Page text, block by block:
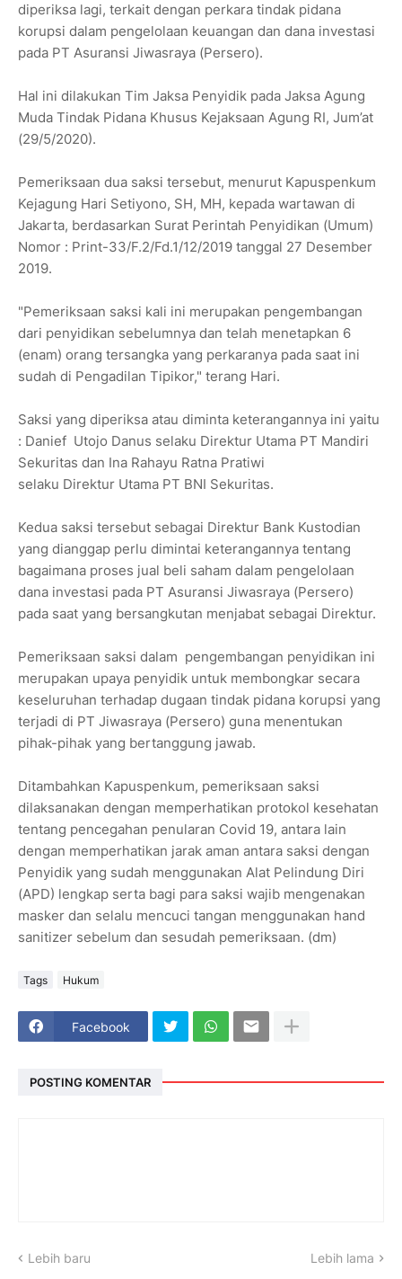
diperiksa lagi, terkait dengan perkara tindak pidana
korupsi dalam pengelolaan keuangan dan dana investasi
pada PT Asuransi Jiwasraya (Persero).
Hal ini dilakukan Tim Jaksa Penyidik pada Jaksa Agung
Muda Tindak Pidana Khusus Kejaksaan Agung RI, Jum’at
(29/5/2020).
Pemeriksaan dua saksi tersebut, menurut Kapuspenkum
Kejagung Hari Setiyono, SH, MH, kepada wartawan di
Jakarta, berdasarkan Surat Perintah Penyidikan (Umum)
Nomor : Print-33/F.2/Fd.1/12/2019 tanggal 27 Desember
2019.
"Pemeriksaan saksi kali ini merupakan pengembangan
dari penyidikan sebelumnya dan telah menetapkan 6
(enam) orang tersangka yang perkaranya pada saat ini
sudah di Pengadilan Tipikor," terang Hari.
Saksi yang diperiksa atau diminta keterangannya ini yaitu
: Danief Utojo Danus selaku Direktur Utama PT Mandiri
Sekuritas dan Ina Rahayu Ratna Pratiwi
selaku Direktur Utama PT BNI Sekuritas.
Kedua saksi tersebut sebagai Direktur Bank Kustodian
yang dianggap perlu dimintai keterangannya tentang
bagaimana proses jual beli saham dalam pengelolaan
dana investasi pada PT Asuransi Jiwasraya (Persero)
pada saat yang bersangkutan menjabat sebagai Direktur.
Pemeriksaan saksi dalam pengembangan penyidikan ini
merupakan upaya penyidik untuk membongkar secara
keseluruhan terhadap dugaan tindak pidana korupsi yang
terjadi di PT Jiwasraya (Persero) guna menentukan
pihak-pihak yang bertanggung jawab.
Ditambahkan Kapuspenkum, pemeriksaan saksi
dilaksanakan dengan memperhatikan protokol kesehatan
tentang pencegahan penularan Covid 19, antara lain
dengan memperhatikan jarak aman antara saksi dengan
Penyidik yang sudah menggunakan Alat Pelindung Diri
(APD) lengkap serta bagi para saksi wajib mengenakan
masker dan selalu mencuci tangan menggunakan hand
sanitizer sebelum dan sesudah pemeriksaan. (dm)
Tags Hukum
Facebook
POSTING KOMENTAR
Lebih baru Lebih lama